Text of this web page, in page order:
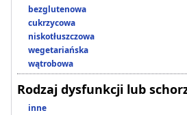
bezglutenowa
cukrzycowa
niskotłuszczowa
wegetariańska
wątrobowa
Rodzaj dysfunkcji lub
inne